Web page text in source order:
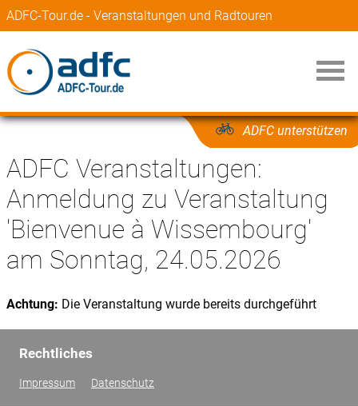
ADFC-Tour.de - Veranstaltungen und Radtouren
ADFC unterstützen
ADFC Veranstaltungen:
Anmeldung zu Veranstaltung
'Bienvenue à Wissembourg'
am Sonntag, 24.05.2026
Achtung: Die Veranstaltung wurde bereits durchgeführt
Rechtliches
Impressum Datenschutz